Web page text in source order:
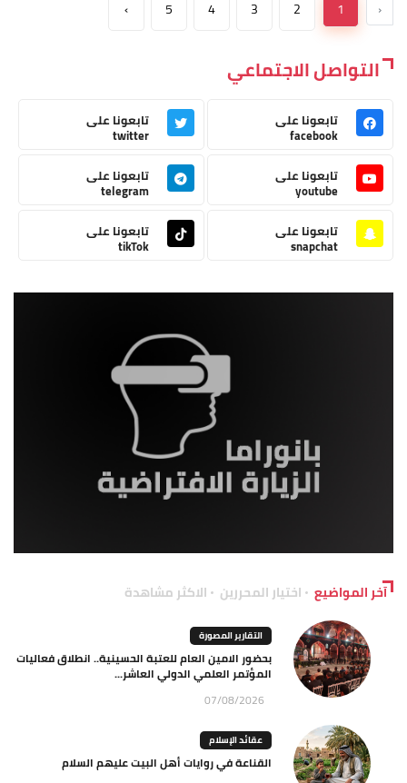
‹
1
2
3
4
5
›
التواصل الاجتماعي
تابعونا على
facebook
تابعونا على
twitter
تابعونا على
youtube
تابعونا على
telegram
تابعونا على
snapchat
تابعونا على
tikTok
آخر المواضيع اختيار المحررين الاكثر مشاهدة
التقارير المصورة
بحضور الامين العام للعتبة الحسينية.. انطلاق فعاليات
المؤتمر العلمي الدولي العاشر...
07/08/2026
عقائد الإسلام
القناعة في روايات أهل البيت عليهم السلام